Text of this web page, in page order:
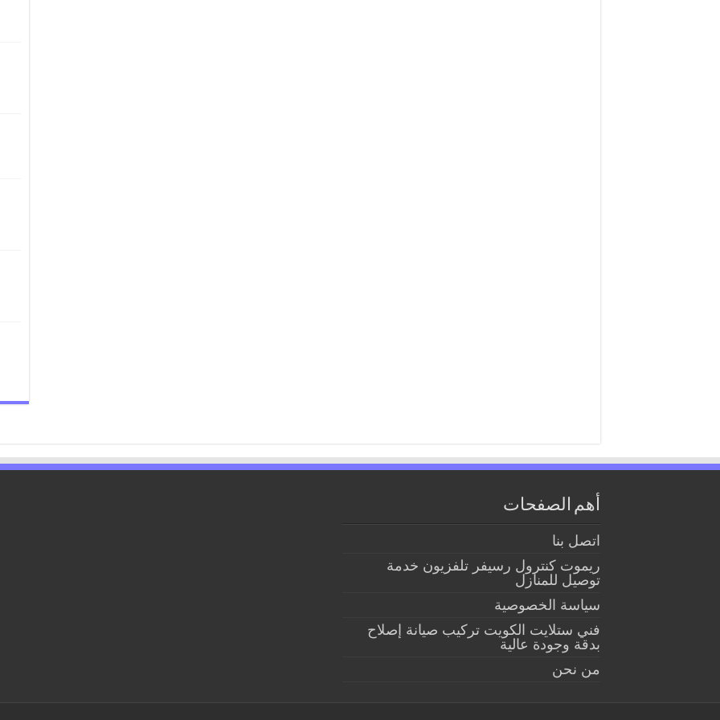
أهم الصفحات
اتصل بنا
ريموت كنترول رسيفر تلفزيون خدمة
توصيل للمنازل
سياسة الخصوصية
فني ستلايت الكويت تركيب صيانة إصلاح
بدقة وجودة عالية
من نحن